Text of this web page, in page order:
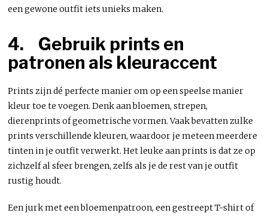
een gewone outfit iets unieks maken.
4.
Gebruik prints en
patronen als kleuraccent
Prints zijn dé perfecte manier om op een speelse manier
kleur toe te voegen. Denk aan bloemen, strepen,
dierenprints of geometrische vormen. Vaak bevatten zulke
prints verschillende kleuren, waardoor je meteen meerdere
tinten in je outfit verwerkt. Het leuke aan prints is dat ze op
zichzelf al sfeer brengen, zelfs als je de rest van je outfit
rustig houdt.
Een jurk met een bloemenpatroon, een gestreept T-shirt of